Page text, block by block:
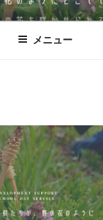
・放課後等
たちが、野の花のよ
施設を目指した逗子
メニュー